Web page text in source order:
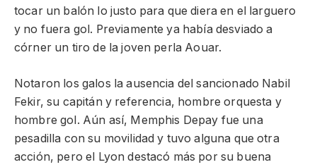
tocar un balón lo justo para que diera en el larguero
y no fuera gol. Previamente ya había desviado a
córner un tiro de la joven perla Aouar.
Notaron los galos la ausencia del sancionado Nabil
Fekir, su capitán y referencia, hombre orquesta y
hombre gol. Aún así, Memphis Depay fue una
pesadilla con su movilidad y tuvo alguna que otra
acción, pero el Lyon destacó más por su buena